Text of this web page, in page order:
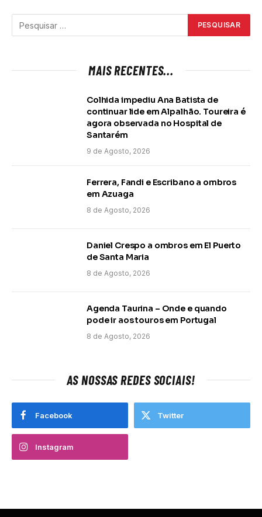
MAIS RECENTES...
Colhida impediu Ana Batista de
continuar lide em Alpalhão. Toureira é
agora observada no Hospital de
Santarém
9 de Agosto, 2026
Ferrera, Fandi e Escribano a ombros
em Azuaga
8 de Agosto, 2026
Daniel Crespo a ombros em El Puerto
de Santa Maria
8 de Agosto, 2026
Agenda Taurina – Onde e quando
pode ir aos touros em Portugal
8 de Agosto, 2026
AS NOSSAS REDES SOCIAIS!
Facebook Twitter
Instagram